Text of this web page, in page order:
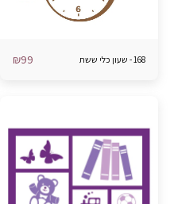
168 - שעון כלי ששת ₪99